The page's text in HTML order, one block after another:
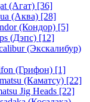
(Агат) [36]
(Аква) [28]
(Кондор) [5]
(Дэпс) [12]
(Экскалибур)
(Грифон) [1]
(Каматсу) [22]
Jig Heads [22]